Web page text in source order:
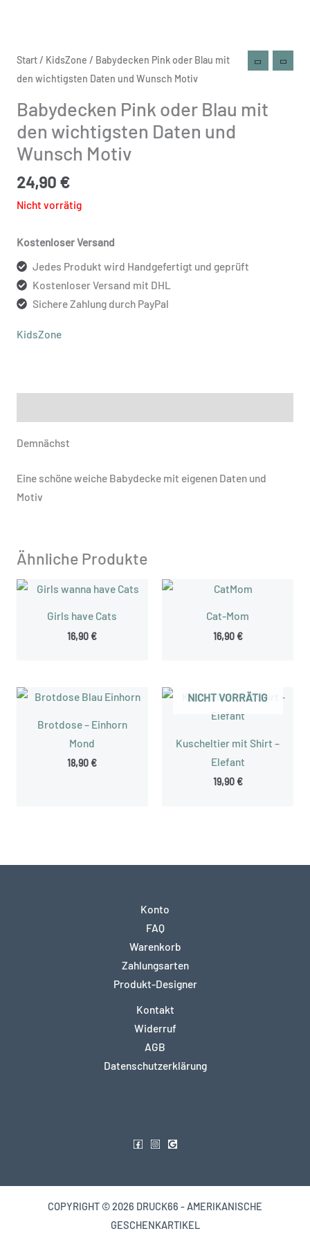
Start/ KidsZone / Babydecken Pink oder Blau mit
den wichtigsten Daten und Wunsch Motiv
Babydecken Pink oder Blau mit
den wichtigsten Daten und
Wunsch Motiv
24,90 €
Nicht vorrätig
Kostenloser Versand
Jedes Produkt wird Handgefertigt und geprüft
Kostenloser Versand mit DHL
Sichere Zahlung durch PayPal
KidsZone
Demnächst
Eine schöne weiche Babydecke mit eigenen Daten und
Motiv
Ähnliche Produkte
Girls have Cats
16,90 €
Cat-Mom
16,90 €
Brotdose – Einhorn
Mond
18,90 €
NICHT VORRÄTIG
Kuscheltier mit Shirt –
Elefant
19,90 €
Konto
FAQ
Warenkorb
Zahlungsarten
Produkt-Designer
Kontakt
Widerruf
AGB
Datenschutzerklärung
COPYRIGHT © 2026 DRUCK66 - AMERIKANISCHE
GESCHENKARTIKEL